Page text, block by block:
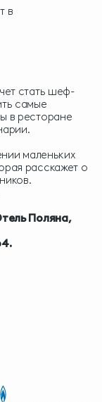
в
стать шеф-
самые
в ресторане
маленьких
расскажет о
Поляна,